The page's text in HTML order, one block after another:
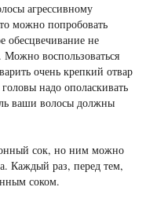
агрессивному
можно попробовать
обесцвечивание не
Можно воспользоваться
очень крепкий отвар
надо ополаскивать
ваши волосы должны
сок, но ним можно
Каждый раз, перед тем,
соком.